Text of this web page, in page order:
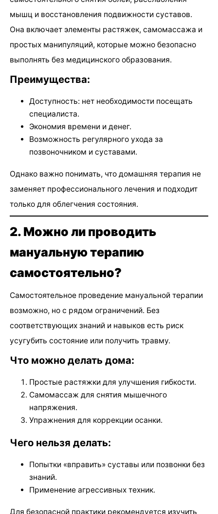
мышц и восстановления подвижности суставов.
Она включает элементы растяжек, самомассажа и
простых манипуляций, которые можно безопасно
выполнять без медицинского образования.
Преимущества:
Доступность: нет необходимости посещать
специалиста.
Экономия времени и денег.
Возможность регулярного ухода за
позвоночником и суставами.
Однако важно понимать, что домашняя терапия не
заменяет профессионального лечения и подходит
только для облегчения состояния.
2. Можно ли проводить
мануальную терапию
самостоятельно?
Самостоятельное проведение мануальной терапии
возможно, но с рядом ограничений. Без
соответствующих знаний и навыков есть риск
усугубить состояние или получить травму.
Что можно делать дома:
Простые растяжки для улучшения гибкости.
Самомассаж для снятия мышечного
напряжения.
Упражнения для коррекции осанки.
Чего нельзя делать:
Попытки «вправить» суставы или позвонки без
знаний.
Применение агрессивных техник.
Для безопасной практики рекомендуется изучить